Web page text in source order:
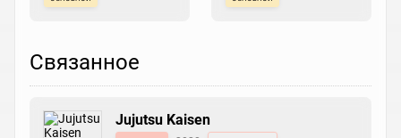
Связанное
Jujutsu Kaisen